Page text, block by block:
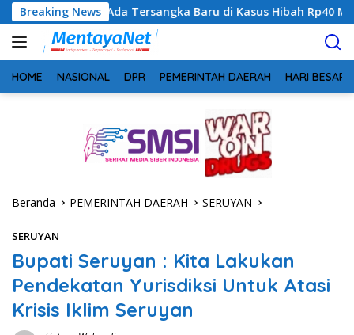
Langsung
ke
konten
Breaking NewsBaru di Kasus Hibah Rp40 Miliar Geger! 5
HOME NASIONAL DPR PEMERINTAH DAERAH HARI BESAR
Beranda PEMERINTAH DAERAH SERUYAN
SERUYAN
Bupati Seruyan : Kita Lakukan
Pendekatan Yurisdiksi Untuk Atasi
Krisis Iklim Seruyan